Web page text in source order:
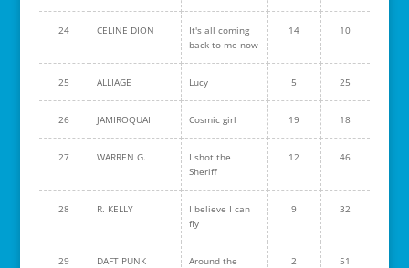
24 CELINE DION
It's all coming
back to me now
14 10
25 ALLIAGE Lucy 5 25
26 JAMIROQUAI Cosmic girl 19 18
27 WARREN G.
I shot the
Sheriff
12 46
28 R. KELLY
I believe I can
fly
9 32
29 DAFT PUNK
Around the
2 51